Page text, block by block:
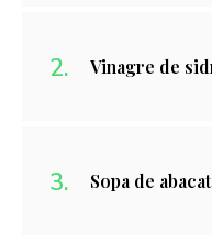
Vinagre de
Sopa de